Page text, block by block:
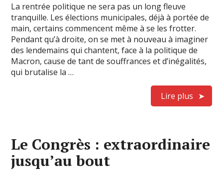
La rentrée politique ne sera pas un long fleuve
tranquille. Les élections municipales, déjà à portée de
main, certains commencent même à se les frotter.
Pendant qu’à droite, on se met à nouveau à imaginer
des lendemains qui chantent, face à la politique de
Macron, cause de tant de souffrances et d’inégalités,
qui brutalise la …
Lire plus
Le Congrès : extraordinaire
jusqu’au bout